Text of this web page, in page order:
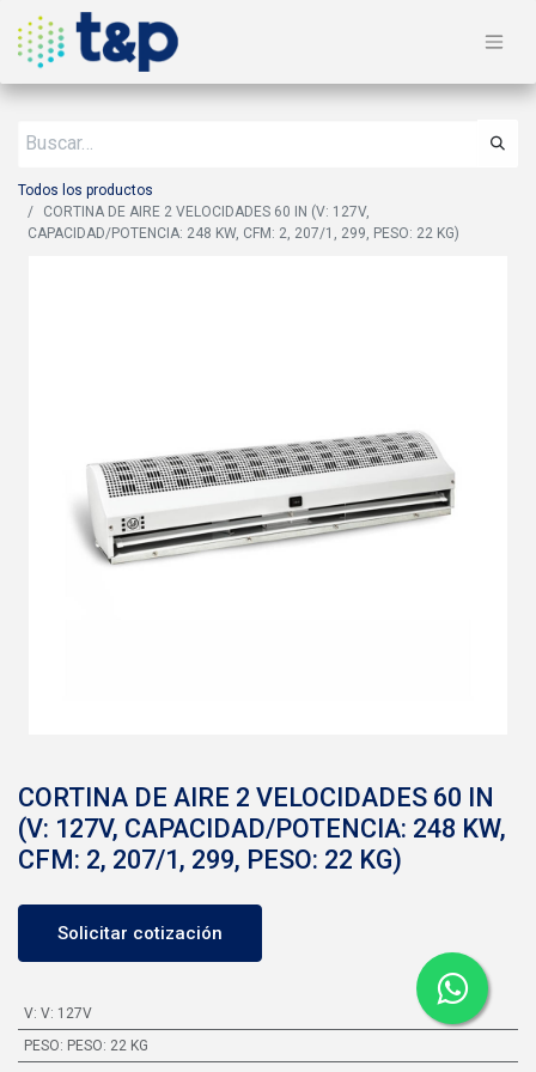
Todos los productos
CORTINA DE AIRE 2 VELOCIDADES 60 IN (V: 127V,
CAPACIDAD/POTENCIA: 248 KW, CFM: 2, 207/1, 299, PESO: 22 KG)
CORTINA DE AIRE 2 VELOCIDADES 60 IN
(V: 127V, CAPACIDAD/POTENCIA: 248 KW,
CFM: 2, 207/1, 299, PESO: 22 KG)
Solicitar cotización
V: V: 127V
PESO: PESO: 22 KG